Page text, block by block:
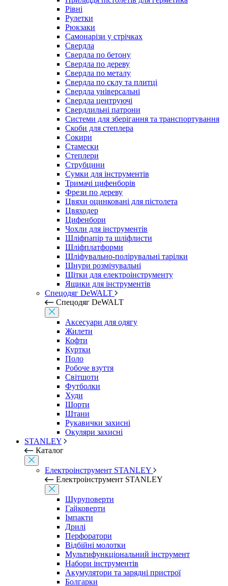
Рівні
Рулетки
Рюкзаки
Самонарізи у стрічках
Свердла
Свердла по бетону
Свердла по дереву
Свердла по металу
Свердла по склу та плитці
Свердла універсальні
Свердла центруючі
Свердлильні патрони
Системи для зберігання та транспортування
Скоби для степлера
Сокири
Стамески
Степлери
Струбцини
Сумки для інструментів
Тримачі цифенборів
Фрези по дереву
Цвяхи оцинковані для пістолета
Цвяходер
Цифенбори
Чохли для інструментів
Шліфпапір та шліфлисти
Шліфплатформи
Шліфувально-полірувальні тарілки
Шнури розмічувальні
Щітки для електроінструменту
Ящики для інструментів
Спецодяг DeWALT
Спецодяг DeWALT
Аксесуари для одягу
Жилети
Кофти
Куртки
Поло
Робоче взуття
Світшоти
Футболки
Худи
Шорти
Штани
Рукавички захисні
Окуляри захисні
STANLEY
Каталог
Електроінструмент STANLEY
Електроінструмент STANLEY
Шуруповерти
Гайковерти
Імпакти
Дрилі
Перфоратори
Відбійні молотки
Мультифункціональний інструмент
Набори інструментів
Акумулятори та зарядні пристрої
Болгарки